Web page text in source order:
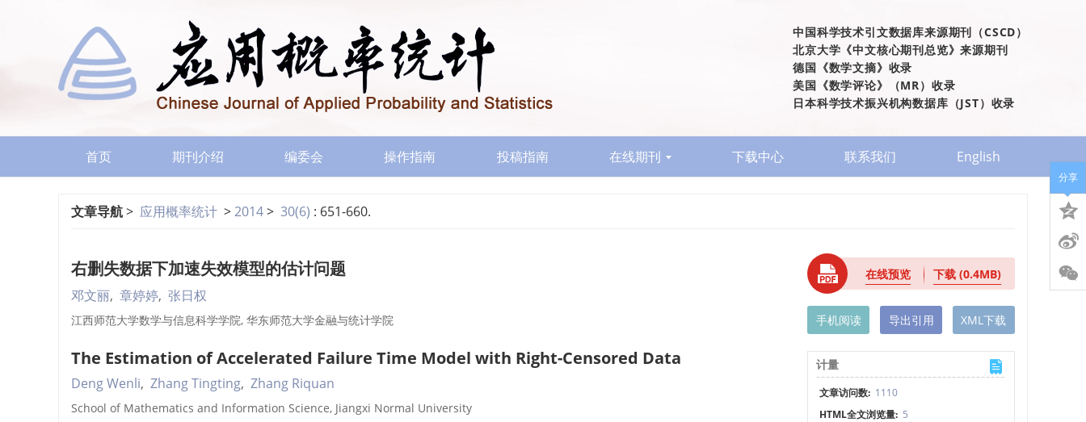
中国科学技术引文数据库来源期刊（CSCD）
北京大学《中文核心期刊总览》来源期刊
德国《数学文摘》收录
美国《数学评论》（MR）收录
日本科学技术振兴机构数据库（JST）收录
首页 期刊介绍 编委会 操作指南 投稿指南 在线期刊 下载中心 联系我们 English
文章导航> 应用概率统计 >2014> 30(6) : 651-660.
右删失数据下加速失效模型的估计问题
邓文丽, 章婷婷, 张日权
江西师范大学数学与信息科学学院, 华东师范大学金融与统计学院
The Estimation of Accelerated Failure Time Model with Right-Censored Data
Deng Wenli, Zhang Tingting, Zhang Riquan
School of Mathematics and Information Science, Jiangxi Normal University
在线预览 下载(0.4MB)
手机阅读 导出引用 XML下载
计量
文章访问数: 1110
HTML全文浏览量: 5
分享